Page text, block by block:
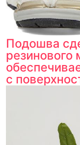
Подошва
резинового
с